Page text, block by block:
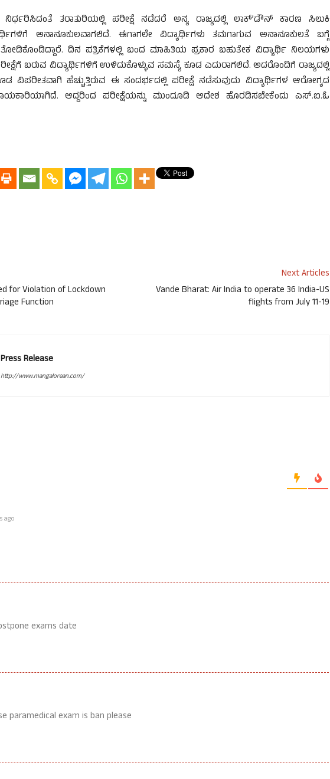
ನಿರ್ಧರಿಸಿದಂತೆ ತರಾತುರಿಯಲ್ಲಿ ಪರೀಕ್ಷೆ ನಡೆದರೆ ಅನ್ಯ ರಾಜ್ಯದಲ್ಲಿ ಲಾಕ್’ಡೌನ್ ಕಾರಣ ಸಿಲುಕಿ
ಅನಾನೂಕುಲವಾಗಲಿದೆ. ಈಗಾಗಲೇ ವಿದ್ಯಾರ್ಥಿಗಳು ತಮಗಾಗುವ ಅನಾನೂಕುಲತೆ ಬಗ್ಗೆ
ದಿನ ಪತ್ರಿಕೆಗಳಲ್ಲಿ ಬಂದ ಮಾಹಿತಿಯ ಪ್ರಕಾರ ಬಹುತೇಕ ವಿದ್ಯಾರ್ಥಿ ನಿಲಯಗಳು
ಬರುವ ವಿದ್ಯಾರ್ಥಿಗಳಿಗೆ ಉಳಿದುಕೊಳ್ಳುವ ಸಮಸ್ಯೆ ಕೂಡ ಎದುರಾಗಲಿದೆ. ಅದರೊಂದಿಗೆ ರಾಜ್ಯದಲ್ಲಿ
ವಿಪರೀತವಾಗಿ ಹೆಚ್ಚುತ್ತಿರುವ ಈ ಸಂದರ್ಭದಲ್ಲಿ ಪರೀಕ್ಷೆ ನಡೆಸುವುದು ವಿದ್ಯಾರ್ಥಿಗಳ ಆರೋಗ್ಯದ
ಆದ್ದರಿಂದ ಪರೀಕ್ಷೆಯನ್ನು ಮುಂದೂಡಿ ಆದೇಶ ಹೊರಡಿಸಬೇಕೆಂದು ಎಸ್.ಐ.ಓ
for Violation of Lockdown
Function
Next Articles
Vande Bharat: Air India to operate 36 India-US
flights from July 11-19
Press Release
http://www.mangalorean.com/
ago
exams date
paramedical exam is ban please